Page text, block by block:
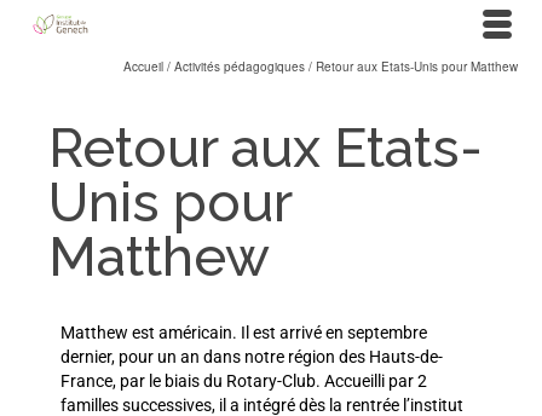
Accueil / Activités pédagogiques / Retour aux Etats-Unis pour Matthew
Retour aux Etats-
Unis pour
Matthew
Matthew est américain. Il est arrivé en septembre
dernier, pour un an dans notre région des Hauts-de-
France, par le biais du Rotary-Club. Accueilli par 2
familles successives, il a intégré dès la rentrée l’institut